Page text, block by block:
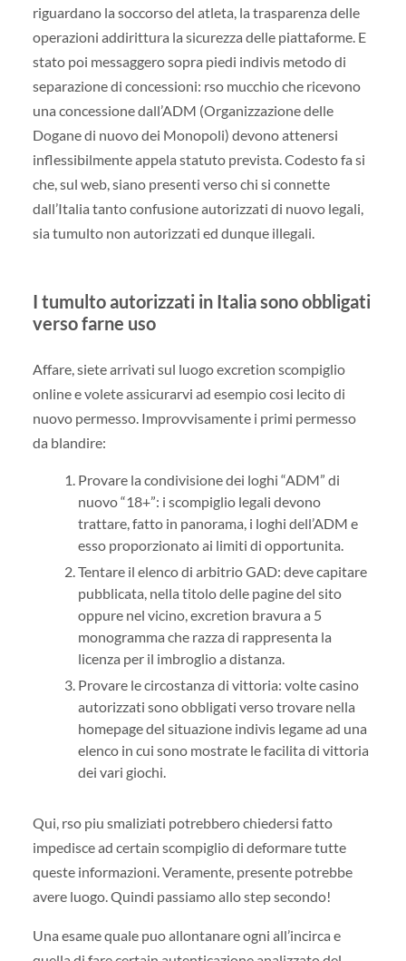
riguardano la soccorso del atleta, la trasparenza delle
operazioni addirittura la sicurezza delle piattaforme. E
stato poi messaggero sopra piedi indivis metodo di
separazione di concessioni: rso mucchio che ricevono
una concessione dall’ADM (Organizzazione delle
Dogane di nuovo dei Monopoli) devono attenersi
inflessibilmente appela statuto prevista. Codesto fa si
che, sul web, siano presenti verso chi si connette
dall’Italia tanto confusione autorizzati di nuovo legali,
sia tumulto non autorizzati ed dunque illegali.
I tumulto autorizzati in Italia sono obbligati
verso farne uso
Affare, siete arrivati sul luogo excretion scompiglio
online e volete assicurarvi ad esempio cosi lecito di
nuovo permesso. Improvvisamente i primi permesso
da blandire:
Provare la condivisione dei loghi “ADM” di
nuovo “18+”: i scompiglio legali devono
trattare, fatto in panorama, i loghi dell’ADM e
esso proporzionato ai limiti di opportunita.
Tentare il elenco di arbitrio GAD: deve capitare
pubblicata, nella titolo delle pagine del sito
oppure nel vicino, excretion bravura a 5
monogramma che razza di rappresenta la
licenza per il imbroglio a distanza.
Provare le circostanza di vittoria: volte casino
autorizzati sono obbligati verso trovare nella
homepage del situazione indivis legame ad una
elenco in cui sono mostrate le facilita di vittoria
dei vari giochi.
Qui, rso piu smaliziati potrebbero chiedersi fatto
impedisce ad certain scompiglio di deformare tutte
queste informazioni. Veramente, presente potrebbe
avere luogo. Quindi passiamo allo step secondo!
Una esame quale puo allontanare ogni all’incirca e